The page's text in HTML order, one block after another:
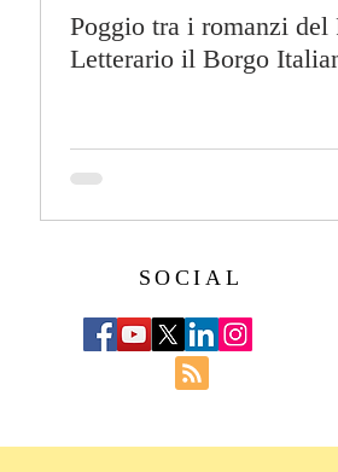
Poggio tra i romanzi del
Letterario il Borgo
SOCIAL